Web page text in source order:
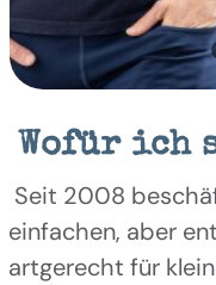
Wofür ich
Seit 2008
einfachen, aber
artgerecht für